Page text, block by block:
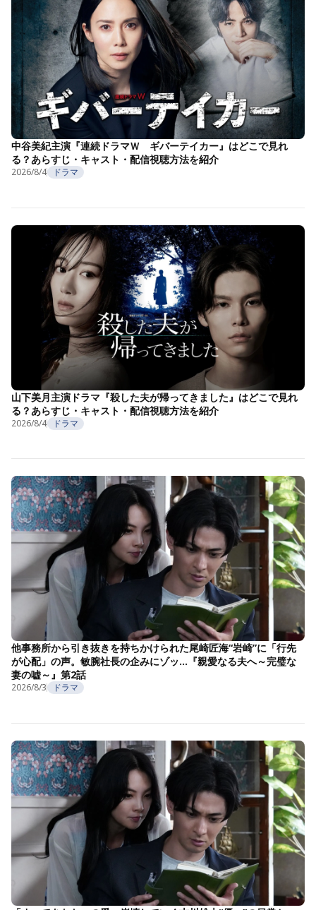
中谷美紀主演『連続ドラマＷ ギバーテイカー』はどこで見れ
る？あらすじ・キャスト・配信視聴方法を紹介
2026/8/4 ドラマ
山下美月主演ドラマ『殺した夫が帰ってきました』はどこで見れ
る？あらすじ・キャスト・配信視聴方法を紹介
2026/8/4 ドラマ
他事務所から引き抜きを持ちかけられた尾崎匠海“岩崎”に「行先
が心配」の声。敏腕社長の企みにゾッ…『親愛なる夫へ～完璧な
妻の嘘～』第2話
2026/8/3 ドラマ